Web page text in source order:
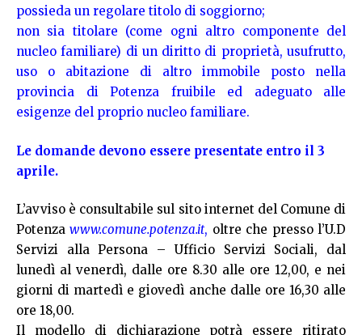
possieda un regolare titolo di soggiorno;
non sia titolare (come ogni altro componente del
nucleo familiare) di un diritto di proprietà, usufrutto,
uso o abitazione di altro immobile posto nella
provincia di Potenza fruibile ed adeguato alle
esigenze del proprio nucleo familiare.
Le domande devono essere presentate entro il 3
aprile.
L’avviso è consultabile sul sito internet del Comune di
Potenzawww.comune.potenza.it, oltre che presso l’U.D
Servizi alla Persona – Ufficio Servizi Sociali, dal
lunedì al venerdì, dalle ore 8.30 alle ore 12,00, e nei
giorni di martedì e giovedì anche dalle ore 16,30 alle
ore 18,00.
Il modello di dichiarazione potrà essere ritirato